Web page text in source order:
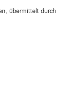
übermittelt durch